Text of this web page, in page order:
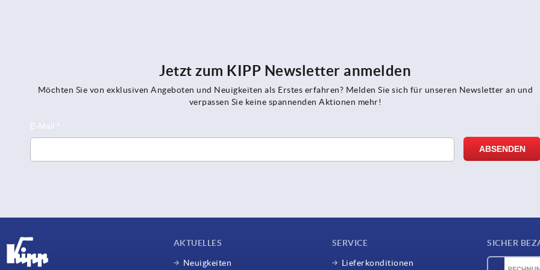
Jetzt zum KIPP Newsletter anmelden
Möchten Sie von exklusiven Angeboten und Neuigkeiten als Erstes erfahren? Melden Sie sich für unseren Newsletter an und
verpassen Sie keine spannenden Aktionen mehr!
AKTUELLES
Neuigkeiten
SERVICE
Lieferkonditionen
SICHER